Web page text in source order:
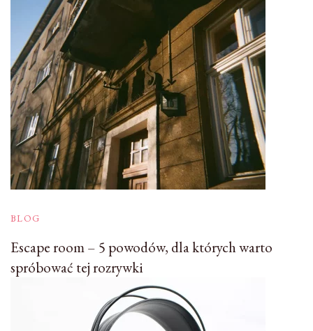
BLOG
Escape room – 5 powodów, dla których warto
spróbować tej rozrywki